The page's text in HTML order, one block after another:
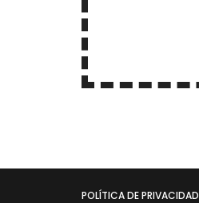
POLÍTICA DE PRIVACIDAD